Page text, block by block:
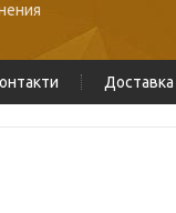
Доставка